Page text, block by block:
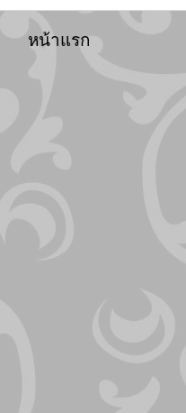
หน้าแรก